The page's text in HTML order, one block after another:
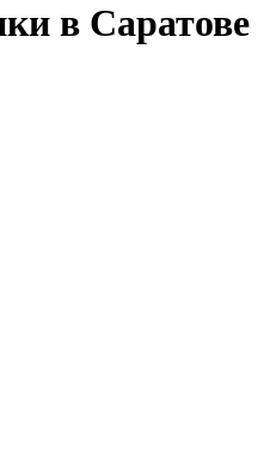
в Саратове